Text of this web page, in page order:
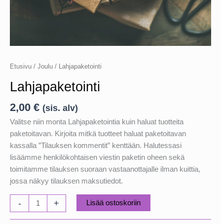
Etusivu / Joulu / Lahjapaketointi
Lahjapaketointi
2,00 € (sis. alv)
Valitse niin monta Lahjapaketointia kuin haluat tuotteita
paketoitavan. Kirjoita mitkä tuotteet haluat paketoitavan
kassalla ”Tilauksen kommentit” kenttään. Halutessasi
lisäämme henkilökohtaisen viestin paketin oheen sekä
toimitamme tilauksen suoraan vastaanottajalle ilman kuittia,
jossa näkyy tilauksen maksutiedot.
-
Lahjapaketointi
määrä
+ Lisää ostoskoriin